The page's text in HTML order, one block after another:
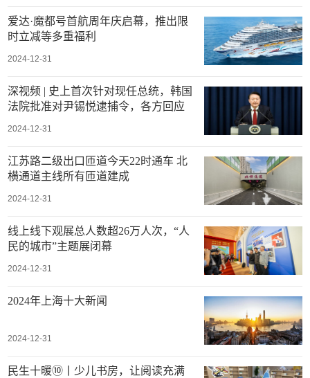
爱达·魔都号首航周年庆启幕，推出限
时立减等多重福利
2024-12-31
深视频 | 史上首次针对现任总统，韩国
法院批准对尹锡悦逮捕令，各方回应
2024-12-31
江苏路二级出口匝道今天22时通车 北
横通道主线所有匝道建成
2024-12-31
线上线下观展总人数超26万人次，“人
民的城市”主题展闭幕
2024-12-31
2024年上海十大新闻
2024-12-31
民生十暖⑩丨少儿书房，让阅读充满